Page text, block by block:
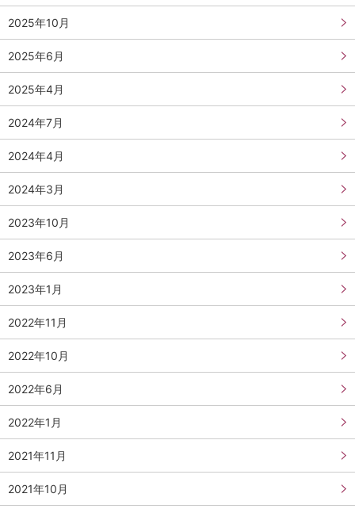
2025年10月
2025年6月
2025年4月
2024年7月
2024年4月
2024年3月
2023年10月
2023年6月
2023年1月
2022年11月
2022年10月
2022年6月
2022年1月
2021年11月
2021年10月